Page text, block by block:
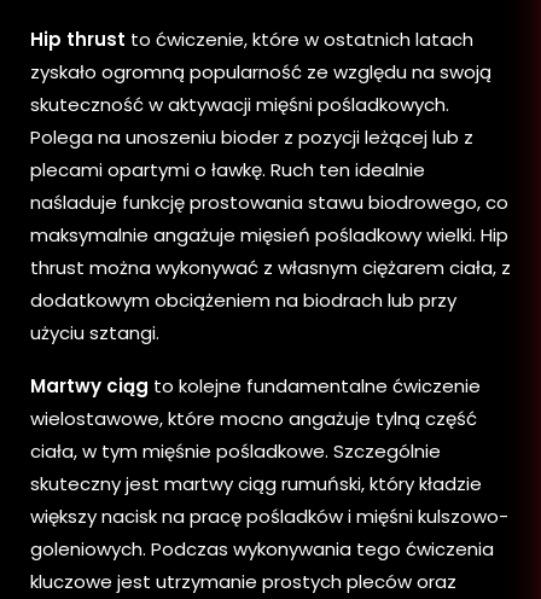
Hip thrust to ćwiczenie, które w ostatnich latach
zyskało ogromną popularność ze względu na swoją
skuteczność w aktywacji mięśni pośladkowych.
Polega na unoszeniu bioder z pozycji leżącej lub z
plecami opartymi o ławkę. Ruch ten idealnie
naśladuje funkcję prostowania stawu biodrowego, co
maksymalnie angażuje mięsień pośladkowy wielki. Hip
thrust można wykonywać z własnym ciężarem ciała, z
dodatkowym obciążeniem na biodrach lub przy
użyciu sztangi.
Martwy ciąg to kolejne fundamentalne ćwiczenie
wielostawowe, które mocno angażuje tylną część
ciała, w tym mięśnie pośladkowe. Szczególnie
skuteczny jest martwy ciąg rumuński, który kładzie
większy nacisk na pracę pośladków i mięśni kulszowo-
goleniowych. Podczas wykonywania tego ćwiczenia
kluczowe jest utrzymanie prostych pleców oraz